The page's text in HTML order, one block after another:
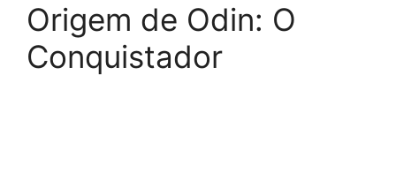
Origem de Odin: O
Conquistador